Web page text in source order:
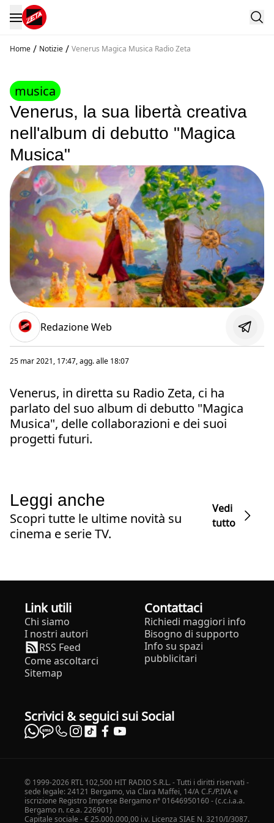
Home / Notizie / Venerus Magica Musica Radio Zeta
musica
Venerus, la sua libertà creativa
nell'album di debutto "Magica
Musica"
Redazione Web
25 mar 2021, 17:47, agg. alle 18:07
Venerus, in diretta su Radio Zeta, ci ha
parlato del suo album di debutto "Magica
Musica", delle collaborazioni e dei suoi
progetti futuri.
Leggi anche
Scopri tutte le ultime novità su
cinema e serie TV.
Vedi
tutto
Link utili
Chi siamo
I nostri autori
RSS Feed
Come ascoltarci
Sitemap
Contattaci
Richiedi maggiori info
Bisogno di supporto
Info su spazi
pubblicitari
Scrivici & seguici sui Social
© 1999-2026 RTL 102,500 HIT RADIO S.R.L. - Tutti i diritti riservati -
sede legale: 24121 Bergamo, via Clara Maffei, 14/A C.F./P.IVA e
iscrizione Registro Imprese Bergamo n° 01646950160 - (c.c.i.a.a.
Bergamo n. r.e.a. 226901)
Capitale sociale - € 25.000.000,00 i.v. Licenza SIAE N. 3210/I/3087.